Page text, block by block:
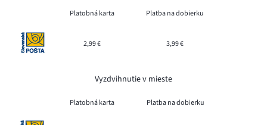
Platobná karta Platba na dobierku
2,99 € 3,99 €
Vyzdvihnutie v mieste
Platobná karta Platba na dobierku